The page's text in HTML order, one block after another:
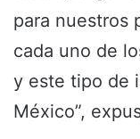
para nuestros
cada uno de
y este tipo de
México”,